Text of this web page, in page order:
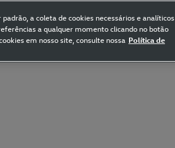
a coleta de cookies necessários e analíticos
a qualquer momento clicando no botão
em nosso site, consulte nossa Política de